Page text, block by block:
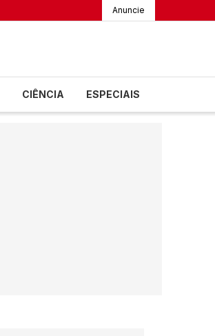
Anuncie
CIÊNCIA ESPECIAIS